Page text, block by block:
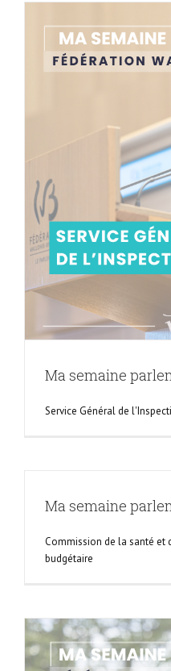
Ma semaine
Service Général de
Ma semaine
Commission de la santé et
budgétaire